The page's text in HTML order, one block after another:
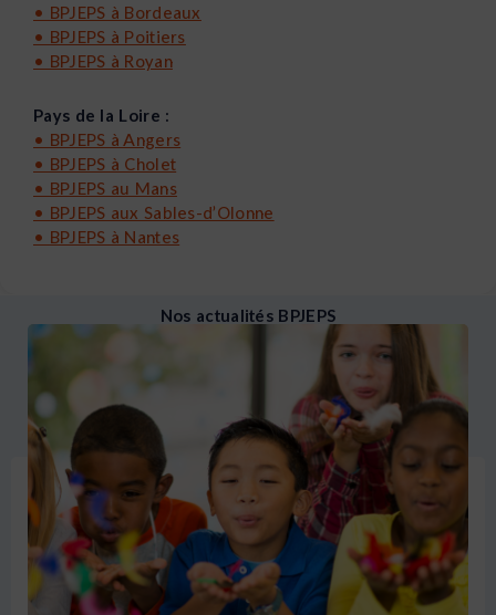
• BPJEPS à Bordeaux
• BPJEPS à Poitiers
• BPJEPS à Royan
Pays de la Loire :
• BPJEPS à Angers
• BPJEPS à Cholet
• BPJEPS au Mans
• BPJEPS aux Sables-d’Olonne
• BPJEPS à Nantes
Nos actualités BPJEPS